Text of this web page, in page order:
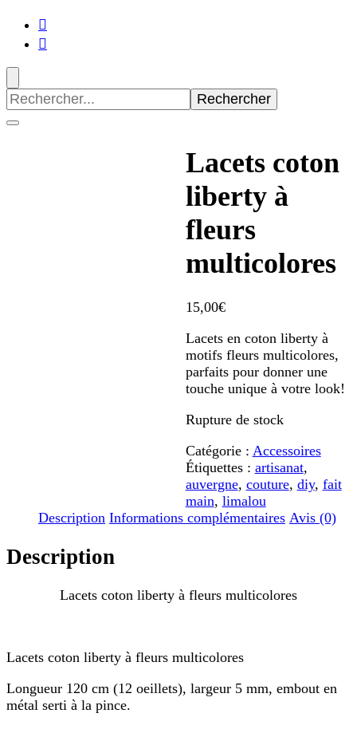
Recherche
pour
:
Lacets coton
liberty à
fleurs
multicolores
15,00€
Lacets en coton liberty à
motifs fleurs multicolores,
parfaits pour donner une
touche unique à votre look!
Rupture de stock
Catégorie : Accessoires
Étiquettes : artisanat,
auvergne, couture, diy, fait
main, limalou
Description Informations complémentaires Avis (0)
Description
Lacets coton liberty à fleurs multicolores
Lacets coton liberty à fleurs multicolores
Longueur 120 cm (12 oeillets), largeur 5 mm, embout en
métal serti à la pince.